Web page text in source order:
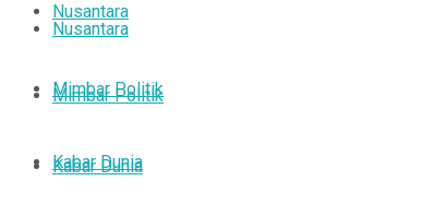
Nusantara
Mimbar Politik
Kabar Dunia
Nusantara
Mimbar Politik
Kabar Dunia